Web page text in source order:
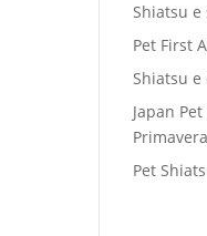
Shiatsu e
Pet First
Shiatsu
Japan
Pet